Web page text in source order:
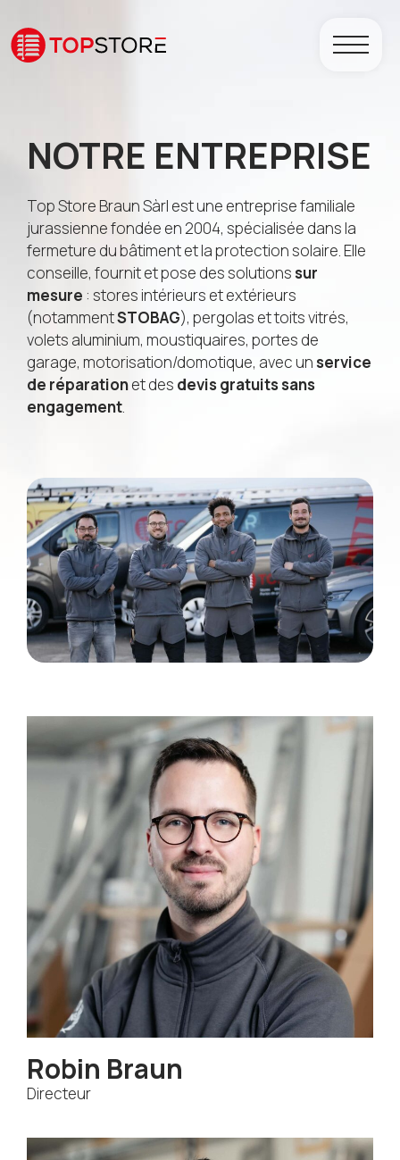
NOTRE ENTREPRISE
Top Store Braun Sàrl est une entreprise familiale
jurassienne fondée en 2004, spécialisée dans la
fermeture du bâtiment et la protection solaire. Elle
conseille, fournit et pose des solutions sur
mesure : stores intérieurs et extérieurs
(notammentSTOBAG), pergolas et toits vitrés,
volets aluminium, moustiquaires, portes de
garage, motorisation/domotique, avec unservice
de réparationet des devis gratuits sans
engagement.
Robin Braun
Directeur